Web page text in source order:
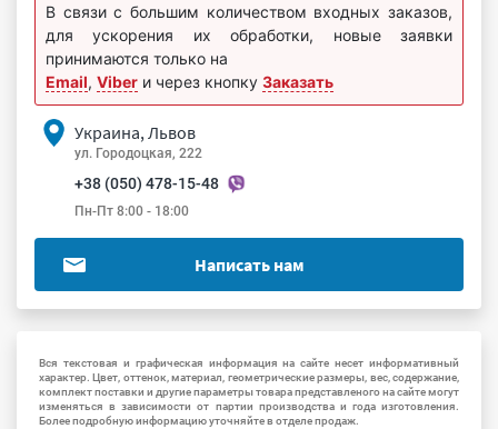
В связи с большим количеством входных заказов,
для ускорения их обработки, новые заявки
принимаются только на
Email, Viber и через кнопку Заказать
Украина, Львов
ул. Городоцкая, 222
+38 (050) 478-15-48
Пн-Пт 8:00 - 18:00
Написать нам
Вся текстовая и графическая информация на сайте несет информативный
характер. Цвет, оттенок, материал, геометрические размеры, вес, содержание,
комплект поставки и другие параметры товара представленого на сайте могут
изменяться в зависимости от партии производства и года изготовления.
Более подробную информацию уточняйте в отделе продаж.